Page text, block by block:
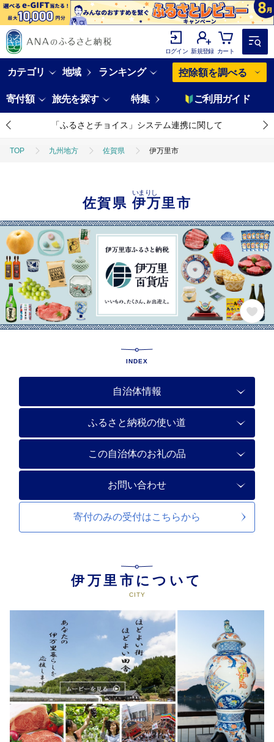
ログイン 新規登録 カート
カテゴリ 地域 ランキング 控除額を調べる
寄付額 旅先を探す 特集 ご利用ガイド
「ふるさとチョイス」システム連携に関して
TOP 九州地方 佐賀県 伊万里市
佐賀県 伊万里市
いまりし
INDEX
自治体情報
ふるさと納税の使い道
この自治体のお礼の品
お問い合わせ
寄付のみの受付はこちらから
伊万里市について